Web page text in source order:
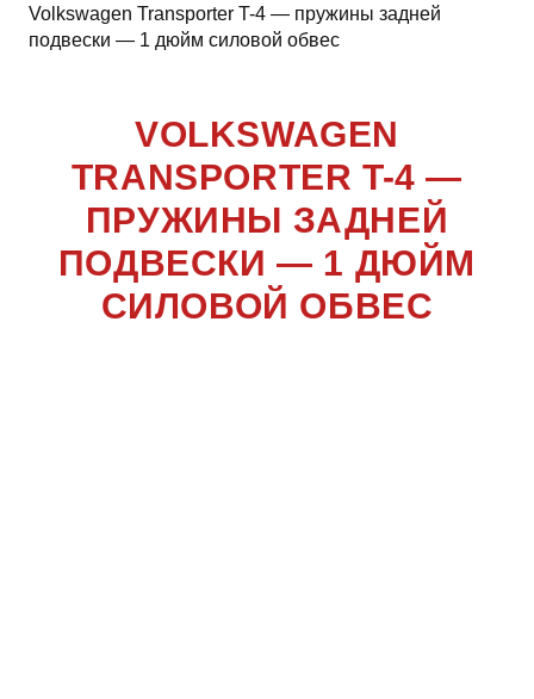
Volkswagen Transporter T-4 — пружины задней
подвески — 1 дюйм силовой обвес
VOLKSWAGEN
TRANSPORTER T-4 —
ПРУЖИНЫ ЗАДНЕЙ
ПОДВЕСКИ — 1 ДЮЙМ
СИЛОВОЙ ОБВЕС